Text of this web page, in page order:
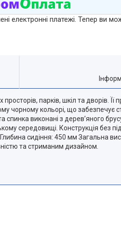
електронні платежі. Тепер ви
парків, шкіл та дворів. Її
чорному кольорі, що забезпечує
виконані з дерев’яного
середовищі. Конструкція без
сидіння: 450 мм Загальна
та стриманим дизайном.